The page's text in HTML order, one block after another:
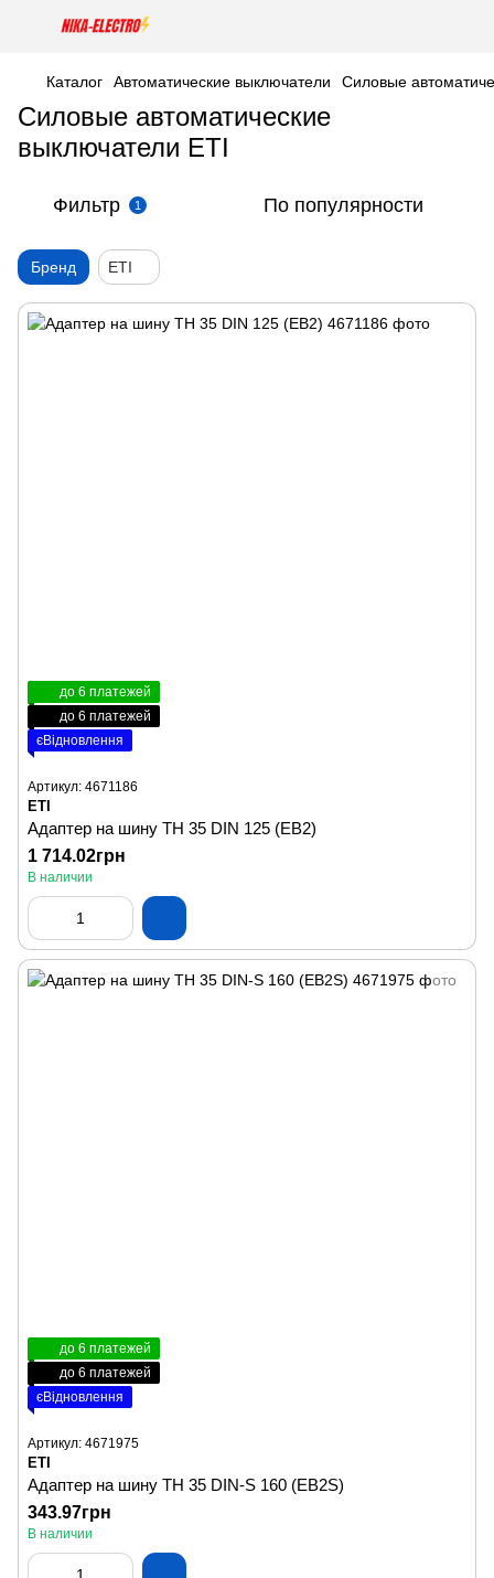
Каталог Автоматические выключатели Силовые
Силовые автоматические
выключатели ETI
Фильтр 1 По популярности
Бренд ETI
до 6 платежей
до 6 платежей
єВідновлення
Артикул: 4671186
ETI
Адаптер на шину TH 35 DIN 125 (EB2)
1 714.02грн
В наличии
до 6 платежей
до 6 платежей
єВідновлення
Артикул: 4671975
ETI
Адаптер на шину TH 35 DIN-S 160 (EB2S)
343.97грн
В наличии